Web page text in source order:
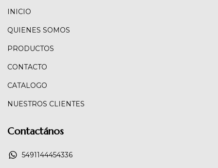
INICIO
QUIENES SOMOS
PRODUCTOS
CONTACTO
CATALOGO
NUESTROS CLIENTES
Contactános
5491144454336